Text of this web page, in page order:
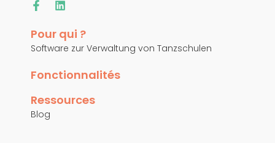
Pour qui ?
Software zur Verwaltung von Tanzschulen
Fonctionnalités
Ressources
Blog